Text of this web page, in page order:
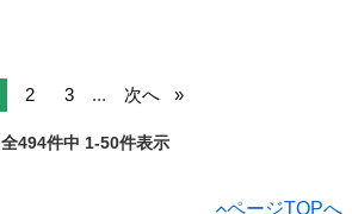
2 3 ... 次へ
全494件中 1-50件表示
ページTOPへ